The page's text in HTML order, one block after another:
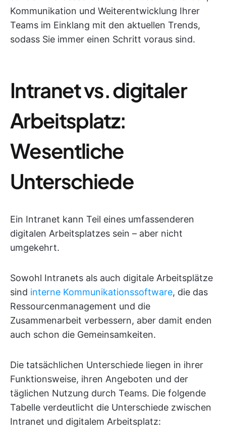
Kommunikation und Weiterentwicklung Ihrer
Teams im Einklang mit den aktuellen Trends,
sodass Sie immer einen Schritt voraus sind.
Intranet vs. digitaler
Arbeitsplatz:
Wesentliche
Unterschiede
Ein Intranet kann Teil eines umfassenderen
digitalen Arbeitsplatzes sein – aber nicht
umgekehrt.
Sowohl Intranets als auch digitale Arbeitsplätze
sind interne Kommunikationssoftware, die das
Ressourcenmanagement und die
Zusammenarbeit verbessern, aber damit enden
auch schon die Gemeinsamkeiten.
Die tatsächlichen Unterschiede liegen in ihrer
Funktionsweise, ihren Angeboten und der
täglichen Nutzung durch Teams. Die folgende
Tabelle verdeutlicht die Unterschiede zwischen
Intranet und digitalem Arbeitsplatz: